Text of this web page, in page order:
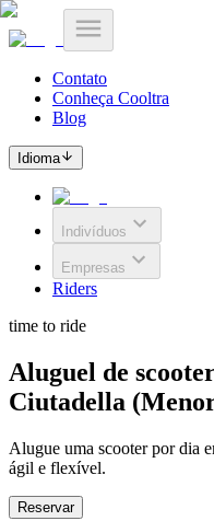
Contato
Conheça Cooltra
Blog
Idioma
Indivíduos
Empresas
Riders
time to ride
Aluguel de
Ciutadella
Alugue uma scooter por dia
ágil e flexível.
Reservar